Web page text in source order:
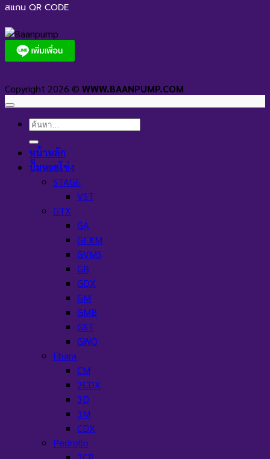
สแกน QR CODE
Copyright 2026 © WWW.BAANPUMP.COM
ค้นหา:
หน้าหลัก
ปั๊มหอยโข่ง
STAGE
VST
GTX
GA
GEXM
GVMS
GB
GDX
GM
GMB
GST
GWO
Ebara
CM
2CDX
3D
3M
CDX
Pedrollo